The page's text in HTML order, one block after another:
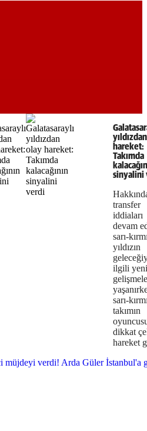
hareket:
Takımda
sinyalini
transfer
iddiaları
devam
sarı-
yıldızın
ilgili yeni
sarı-
takımın
dikkat
hareket